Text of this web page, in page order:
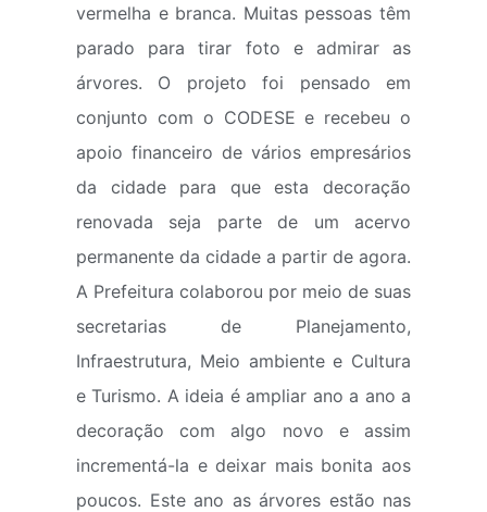
vermelha e branca. Muitas pessoas têm
parado para tirar foto e admirar as
árvores. O projeto foi pensado em
conjunto com o CODESE e recebeu o
apoio financeiro de vários empresários
da cidade para que esta decoração
renovada seja parte de um acervo
permanente da cidade a partir de agora.
A Prefeitura colaborou por meio de suas
secretarias de Planejamento,
Infraestrutura, Meio ambiente e Cultura
e Turismo. A ideia é ampliar ano a ano a
decoração com algo novo e assim
incrementá-la e deixar mais bonita aos
poucos. Este ano as árvores estão nas